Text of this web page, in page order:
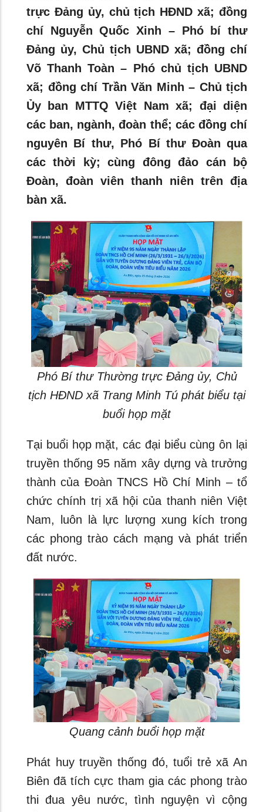
trực Đảng ủy, chủ tịch HĐND xã; đồng
chí Nguyễn Quốc Xinh – Phó bí thư
Đảng ủy, Chủ tịch UBND xã; đồng chí
Võ Thanh Toàn – Phó chủ tịch UBND
xã; đồng chí Trần Văn Minh – Chủ tịch
Ủy ban MTTQ Việt Nam xã; đại diện
các ban, ngành, đoàn thể; các đồng chí
nguyên Bí thư, Phó Bí thư Đoàn qua
các thời kỳ; cùng đông đảo cán bộ
Đoàn, đoàn viên thanh niên trên địa
bàn xã.
Phó Bí thư Thường trực Đảng ủy, Chủ
tịch HĐND xã Trang Minh Tú phát biểu tại
buổi họp mặt
Tại buổi họp mặt, các đại biểu cùng ôn lại
truyền thống 95 năm xây dựng và trưởng
thành của Đoàn TNCS Hồ Chí Minh – tổ
chức chính trị xã hội của thanh niên Việt
Nam, luôn là lực lượng xung kích trong
các phong trào cách mạng và phát triển
đất nước.
Quang cảnh buổi họp mặt
Phát huy truyền thống đó, tuổi trẻ xã An
Biên đã tích cực tham gia các phong trào
thi đua yêu nước, tình nguyện vì cộng